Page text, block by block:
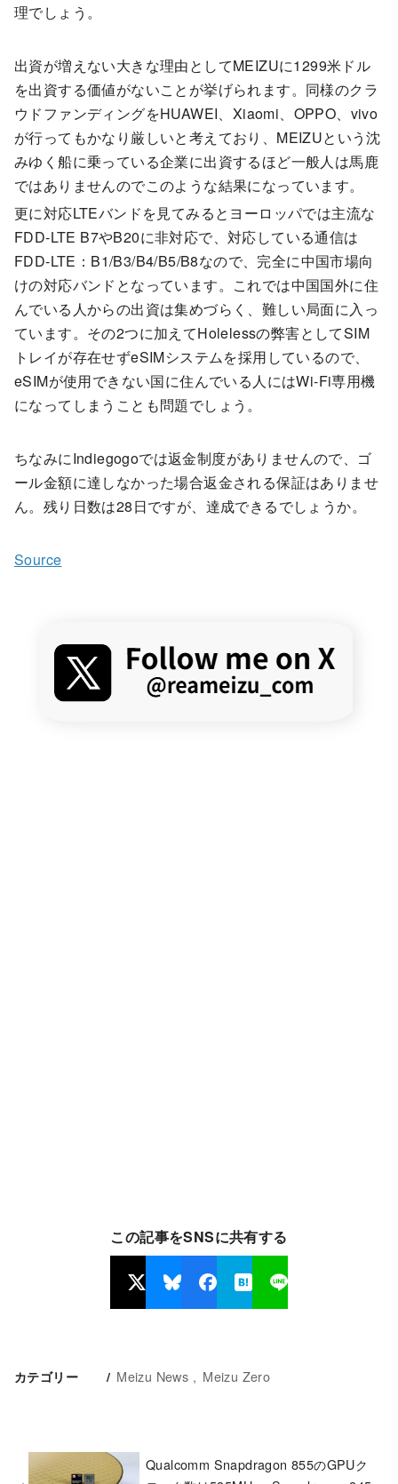
理でしょう。
出資が増えない大きな理由としてMEIZUに1299米ドル
を出資する価値がないことが挙げられます。同様のクラ
ウドファンディングをHUAWEI、Xiaomi、OPPO、vivo
が行ってもかなり厳しいと考えており、MEIZUという沈
みゆく船に乗っている企業に出資するほど一般人は馬鹿
ではありませんのでこのような結果になっています。
更に対応LTEバンドを見てみるとヨーロッパでは主流な
FDD-LTE B7やB20に非対応で、対応している通信は
FDD-LTE：B1/B3/B4/B5/B8なので、完全に中国市場向
けの対応バンドとなっています。これでは中国国外に住
んでいる人からの出資は集めづらく、難しい局面に入っ
ています。その2つに加えてHolelessの弊害としてSIM
トレイが存在せずeSIMシステムを採用しているので、
eSIMが使用できない国に住んでいる人にはWi-Fi専用機
になってしまうことも問題でしょう。
ちなみにIndiegogoでは返金制度がありませんので、ゴ
ール金額に達しなかった場合返金される保証はありませ
ん。残り日数は28日ですが、達成できるでしょうか。
Source
この記事をSNSに共有する
カテゴリー Meizu News Meizu Zero
Qualcomm Snapdragon 855のGPUク